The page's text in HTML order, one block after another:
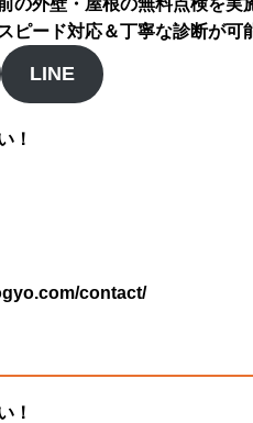
の外壁・屋根の無料点検を実
スピード対応＆丁寧な診断が可
LINE
！
contact/
！